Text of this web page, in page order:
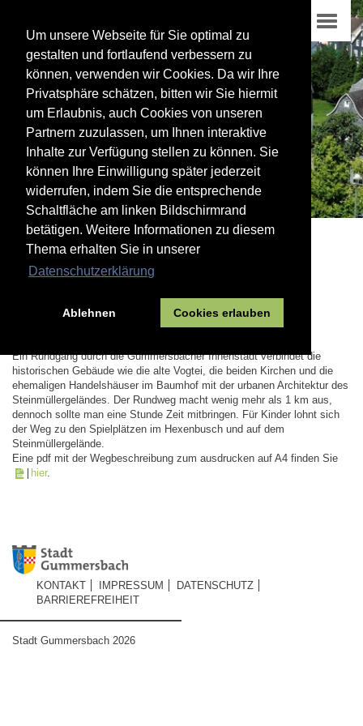
Um unsere Webseite für Sie optimal zu
gestalten und fortlaufend verbessern zu
können, verwenden wir Cookies. Da wir Ihre
Privatsphäre schätzen, bitten wir Sie hiermit
um Erlaubnis, auch Cookies von unseren
Partnern zuzulassen, um Ihnen interaktive
Inhalte zur Verfügung stellen zu können. Sie
können Ihre Einwilligung später jederzeit
widerrufen, indem Sie die entsprechende
Schaltfläche am linken Bildschirmrand
betätigen. Weitere Informationen zu diesem
Thema erhalten Sie in unserer
Datenschutzerklärung
Ablehnen Cookies erlauben
03
Stadt-Rundgang
Ein Rundgang durch die Gummersbacher Innenstadt verbindet die
historischen Gebäude wie die alte Vogtei, die beiden Kirchen und die
ehemaligen Handelshäuser im Baumhof mit der urbanen Architektur des
Steinmüllergeländes. Der Rundweg macht wenig mehr als 1 km aus,
dennoch sollte man eine Stunde Zeit mitbringen. Für Kinder lohnt sich
der Weg zu den Spielplätzen im Hexenbusch und auf dem
Steinmüllergelände.
Eine pdf mit der Wegbeschreibung zum ausdrucken auf A4 finden Sie
hier.
KONTAKT IMPRESSUM
DATENSCHUTZ
BARRIEREFREIHEIT
Stadt Gummersbach 2026